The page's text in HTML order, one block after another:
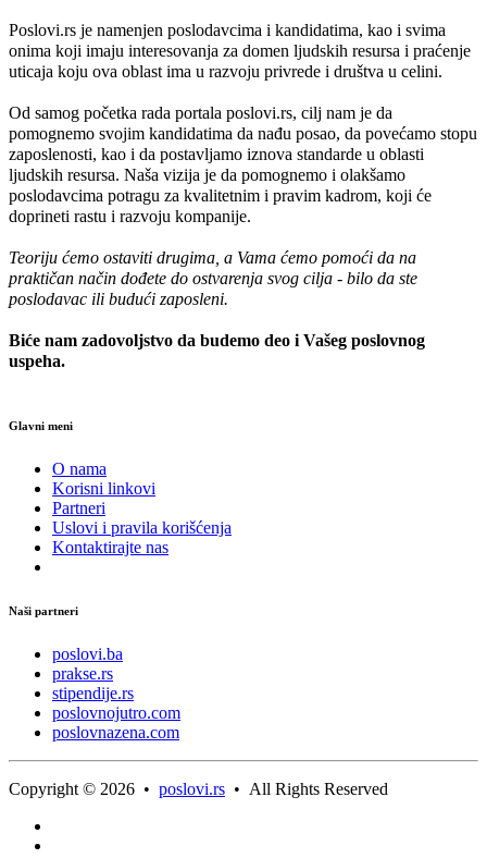
Poslovi.rs je namenjen poslodavcima i kandidatima, kao i svima
onima koji imaju interesovanja za domen ljudskih resursa i praćenje
uticaja koju ova oblast ima u razvoju privrede i društva u celini.
Od samog početka rada portala poslovi.rs, cilj nam je da
pomognemo svojim kandidatima da nađu posao, da povećamo stopu
zaposlenosti, kao i da postavljamo iznova standarde u oblasti
ljudskih resursa. Naša vizija je da pomognemo i olakšamo
poslodavcima potragu za kvalitetnim i pravim kadrom, koji će
doprineti rastu i razvoju kompanije.
Teoriju ćemo ostaviti drugima, a Vama ćemo pomoći da na
praktičan način dođete do ostvarenja svog cilja - bilo da ste
poslodavac ili budući zaposleni.
Biće nam zadovoljstvo da budemo deo i Vašeg poslovnog
uspeha.
Glavni meni
O nama
Korisni linkovi
Partneri
Uslovi i pravila korišćenja
Kontaktirajte nas
Naši partneri
poslovi.ba
prakse.rs
stipendije.rs
poslovnojutro.com
poslovnazena.com
Copyright © 2026 • poslovi.rs • All Rights Reserved